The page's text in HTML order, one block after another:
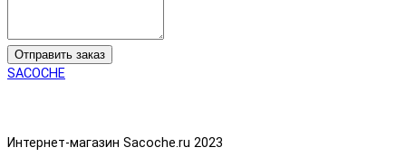
Отправить заказ
SACOCHE
Интернет-магазин Sacoche.ru 2023